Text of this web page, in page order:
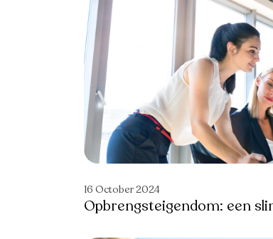
16 October 2024
Opbrengsteigendom: een